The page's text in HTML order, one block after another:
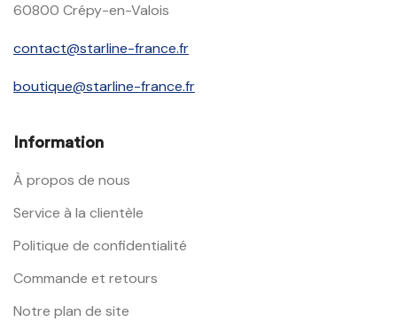
60800 Crépy-en-Valois
contact@starline-france.fr
boutique@starline-france.fr
Information
À propos de nous
Service à la clientèle
Politique de confidentialité
Commande et retours
Notre plan de site